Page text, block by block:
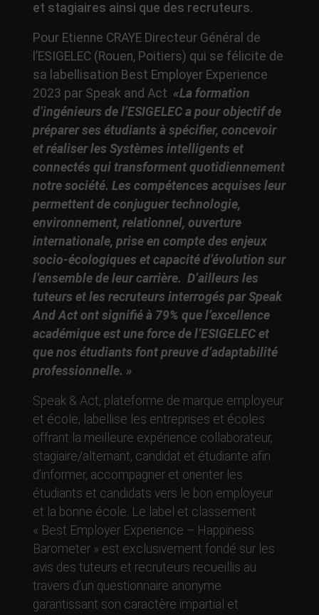
et stagiaires ainsi que des recruteurs.
Pour Etienne CRAYE Directeur Général de
l’ESIGELEC (Rouen, Poitiers) qui se félicite de
sa labellisation Best Employer Experience
2023 par Speak and Act «La formation
d’ingénieurs de l’ESIGELEC a pour objectif de
préparer ses étudiants à spécifier, concevoir
et réaliser les Systèmes intelligents et
connectés qui transforment quotidiennement
notre société. Les compétences acquises leur
permettent de conjuguer technologie,
environnement, relationnel, ouverture
internationale, prise en compte des enjeux
socio-écologiques et capacité d’évolution sur
l’ensemble de leur carrière. D’ailleurs les
tuteurs et les recruteurs interrogés par Speak
And Act ont signifié à 79% que l’excellence
académique est une force de l’ESIGELEC et
que nos étudiants font preuve d’adaptabilité
professionnelle. »
Speak & Act, plateforme de marque employeur
et école, labellise les entreprises et écoles
offrant la meilleure expérience collaborateur,
stagiaire/alternant, candidat et étudiante afin
d’informer, accompagner et orienter les
étudiants et candidats vers le bon employeur
et la bonne école. Le label et classement
« Best Employer Experience – Happiness
Barometer » est exclusivement fondé sur les
avis des tuteurs et recruteurs recueillis au
travers d’un questionnaire anonyme
garantissant son caractère impartial et